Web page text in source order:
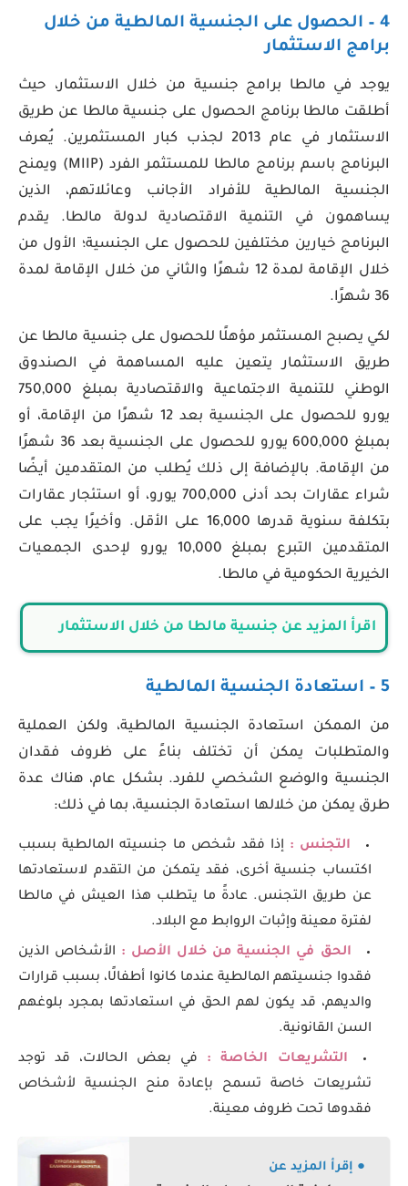
4 – الحصول على الجنسية المالطية من خلال
برامج الاستثمار
يوجد في مالطا برامج جنسية من خلال الاستثمار، حيث
أطلقت مالطا برنامج الحصول على جنسية مالطا عن طريق
الاستثمار في عام 2013 لجذب كبار المستثمرين. يُعرف
البرنامج باسم برنامج مالطا للمستثمر الفرد (MIIP) ويمنح
الجنسية المالطية للأفراد الأجانب وعائلاتهم، الذين
يساهمون في التنمية الاقتصادية لدولة مالطا. يقدم
البرنامج خيارين مختلفين للحصول على الجنسية؛ الأول من
خلال الإقامة لمدة 12 شهرًا والثاني من خلال الإقامة لمدة
36 شهرًا.
لكي يصبح المستثمر مؤهلًا للحصول على جنسية مالطا عن
طريق الاستثمار يتعين عليه المساهمة في الصندوق
الوطني للتنمية الاجتماعية والاقتصادية بمبلغ 750,000
يورو للحصول على الجنسية بعد 12 شهرًا من الإقامة، أو
بمبلغ 600,000 يورو للحصول على الجنسية بعد 36 شهرًا
من الإقامة. بالإضافة إلى ذلك يُطلب من المتقدمين أيضًا
شراء عقارات بحد أدنى 700,000 يورو، أو استئجار عقارات
بتكلفة سنوية قدرها 16,000 على الأقل. وأخيرًا يجب على
المتقدمين التبرع بمبلغ 10,000 يورو لإحدى الجمعيات
الخيرية الحكومية في مالطا.
اقرأ المزيد عن جنسية مالطا من خلال الاستثمار
5 – استعادة الجنسية المالطية
من الممكن استعادة الجنسية المالطية، ولكن العملية
والمتطلبات يمكن أن تختلف بناءً على ظروف فقدان
الجنسية والوضع الشخصي للفرد. بشكل عام، هناك عدة
طرق يمكن من خلالها استعادة الجنسية، بما في ذلك:
التجنس : إذا فقد شخص ما جنسيته المالطية بسبب
اكتساب جنسية أخرى، فقد يتمكن من التقدم لاستعادتها
عن طريق التجنس. عادةً ما يتطلب هذا العيش في مالطا
لفترة معينة وإثبات الروابط مع البلاد.
الحق في الجنسية من خلال الأصل : الأشخاص الذين
فقدوا جنسيتهم المالطية عندما كانوا أطفالًا، بسبب قرارات
والديهم، قد يكون لهم الحق في استعادتها بمجرد بلوغهم
السن القانونية.
التشريعات الخاصة :
في بعض الحالات، قد توجد
تشريعات خاصة تسمح بإعادة منح الجنسية لأشخاص
فقدوها تحت ظروف معينة.
● إقرأ المزيد عن